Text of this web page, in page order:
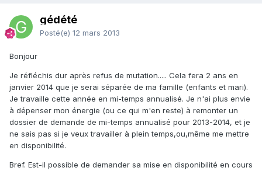
gédété
Posté(e) 12 mars 2013
Bonjour
Je réfléchis dur après refus de mutation..... Cela fera 2 ans en
janvier 2014 que je serai séparée de ma famille (enfants et mari).
Je travaille cette année en mi-temps annualisé. Je n'ai plus envie
à dépenser mon énergie (ou ce qui m'en reste) à remonter un
dossier de demande de mi-temps annualisé pour 2013-2014, et je
ne sais pas si je veux travailler à plein temps,ou,même me mettre
en disponibilité.
Bref. Est-il possible de demander sa mise en disponibilité en cours